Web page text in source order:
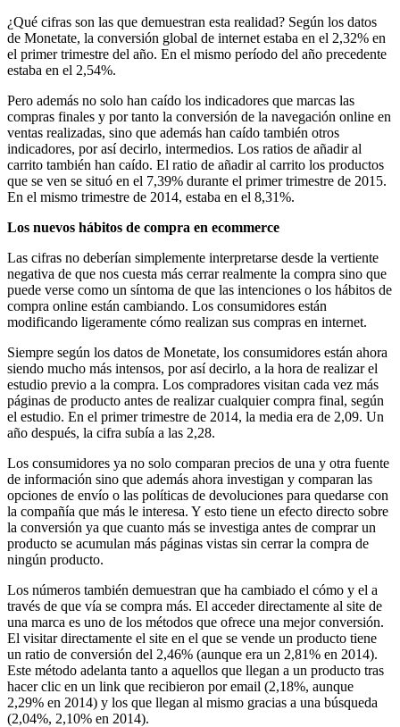
¿Qué cifras son las que demuestran esta realidad? Según los datos
de Monetate, la conversión global de internet estaba en el 2,32% en
el primer trimestre del año. En el mismo período del año precedente
estaba en el 2,54%.
Pero además no solo han caído los indicadores que marcas las
compras finales y por tanto la conversión de la navegación online en
ventas realizadas, sino que además han caído también otros
indicadores, por así decirlo, intermedios. Los ratios de añadir al
carrito también han caído. El ratio de añadir al carrito los productos
que se ven se situó en el 7,39% durante el primer trimestre de 2015.
En el mismo trimestre de 2014, estaba en el 8,31%.
Los nuevos hábitos de compra en ecommerce
Las cifras no deberían simplemente interpretarse desde la vertiente
negativa de que nos cuesta más cerrar realmente la compra sino que
puede verse como un síntoma de que las intenciones o los hábitos de
compra online están cambiando. Los consumidores están
modificando ligeramente cómo realizan sus compras en internet.
Siempre según los datos de Monetate, los consumidores están ahora
siendo mucho más intensos, por así decirlo, a la hora de realizar el
estudio previo a la compra. Los compradores visitan cada vez más
páginas de producto antes de realizar cualquier compra final, según
el estudio. En el primer trimestre de 2014, la media era de 2,09. Un
año después, la cifra subía a las 2,28.
Los consumidores ya no solo comparan precios de una y otra fuente
de información sino que además ahora investigan y comparan las
opciones de envío o las políticas de devoluciones para quedarse con
la compañía que más le interesa. Y esto tiene un efecto directo sobre
la conversión ya que cuanto más se investiga antes de comprar un
producto se acumulan más páginas vistas sin cerrar la compra de
ningún producto.
Los números también demuestran que ha cambiado el cómo y el a
través de que vía se compra más. El acceder directamente al site de
una marca es uno de los métodos que ofrece una mejor conversión.
El visitar directamente el site en el que se vende un producto tiene
un ratio de conversión del 2,46% (aunque era un 2,81% en 2014).
Este método adelanta tanto a aquellos que llegan a un producto tras
hacer clic en un link que recibieron por email (2,18%, aunque
2,29% en 2014) y los que llegan al mismo gracias a una búsqueda
(2,04%, 2,10% en 2014).